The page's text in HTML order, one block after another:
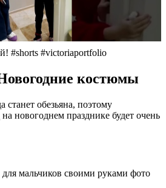
#shorts #victoriaportfolio
костюмы
станет обезьяна, поэтому
новогоднем празднике будет очень